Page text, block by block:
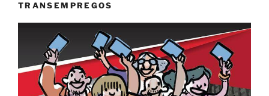
TRANSEMPREGOS